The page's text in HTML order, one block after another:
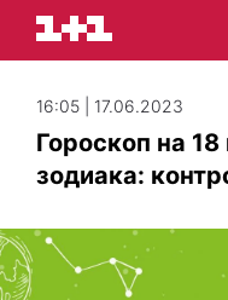
16:05 | 17.06.2023
Гороскоп на
зодиака: